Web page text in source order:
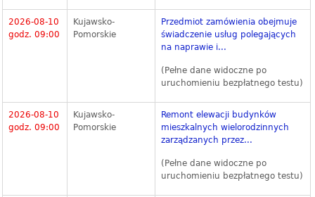
2026-08-10
godz. 09:00
Kujawsko-
Pomorskie
Przedmiot zamówienia obejmuje
świadczenie usług polegających
na naprawie i...
(Pełne dane widoczne po
uruchomieniu bezpłatnego testu)
2026-08-10
godz. 09:00
Kujawsko-
Pomorskie
Remont elewacji budynków
mieszkalnych wielorodzinnych
zarządzanych przez...
(Pełne dane widoczne po
uruchomieniu bezpłatnego testu)